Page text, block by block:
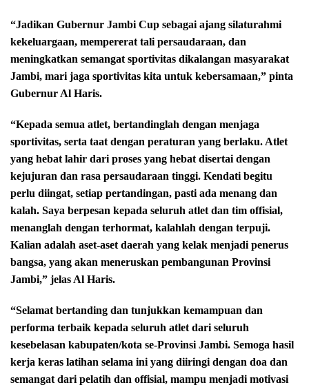
“Jadikan Gubernur Jambi Cup sebagai ajang silaturahmi
kekeluargaan, mempererat tali persaudaraan, dan
meningkatkan semangat sportivitas dikalangan masyarakat
Jambi, mari jaga sportivitas kita untuk kebersamaan,” pinta
Gubernur Al Haris.
“Kepada semua atlet, bertandinglah dengan menjaga
sportivitas, serta taat dengan peraturan yang berlaku. Atlet
yang hebat lahir dari proses yang hebat disertai dengan
kejujuran dan rasa persaudaraan tinggi. Kendati begitu
perlu diingat, setiap pertandingan, pasti ada menang dan
kalah. Saya berpesan kepada seluruh atlet dan tim offisial,
menanglah dengan terhormat, kalahlah dengan terpuji.
Kalian adalah aset-aset daerah yang kelak menjadi penerus
bangsa, yang akan meneruskan pembangunan Provinsi
Jambi,” jelas Al Haris.
“Selamat bertanding dan tunjukkan kemampuan dan
performa terbaik kepada seluruh atlet dari seluruh
kesebelasan kabupaten/kota se-Provinsi Jambi. Semoga hasil
kerja keras latihan selama ini yang diiringi dengan doa dan
semangat dari pelatih dan offisial, mampu menjadi motivasi